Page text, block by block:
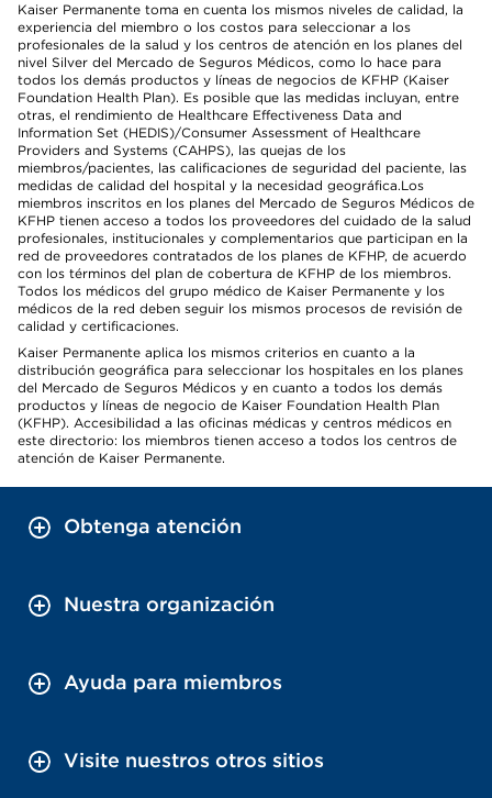
Kaiser Permanente toma en cuenta los mismos niveles de calidad, la
experiencia del miembro o los costos para seleccionar a los
profesionales de la salud y los centros de atención en los planes del
nivel Silver del Mercado de Seguros Médicos, como lo hace para
todos los demás productos y líneas de negocios de KFHP (Kaiser
Foundation Health Plan). Es posible que las medidas incluyan, entre
otras, el rendimiento de Healthcare Effectiveness Data and
Information Set (HEDIS)/Consumer Assessment of Healthcare
Providers and Systems (CAHPS), las quejas de los
miembros/pacientes, las calificaciones de seguridad del paciente, las
medidas de calidad del hospital y la necesidad geográfica.Los
miembros inscritos en los planes del Mercado de Seguros Médicos de
KFHP tienen acceso a todos los proveedores del cuidado de la salud
profesionales, institucionales y complementarios que participan en la
red de proveedores contratados de los planes de KFHP, de acuerdo
con los términos del plan de cobertura de KFHP de los miembros.
Todos los médicos del grupo médico de Kaiser Permanente y los
médicos de la red deben seguir los mismos procesos de revisión de
calidad y certificaciones.
Kaiser Permanente aplica los mismos criterios en cuanto a la
distribución geográfica para seleccionar los hospitales en los planes
del Mercado de Seguros Médicos y en cuanto a todos los demás
productos y líneas de negocio de Kaiser Foundation Health Plan
(KFHP). Accesibilidad a las oficinas médicas y centros médicos en
este directorio: los miembros tienen acceso a todos los centros de
atención de Kaiser Permanente.
Obtenga atención
Nuestra organización
Ayuda para miembros
Visite nuestros otros sitios